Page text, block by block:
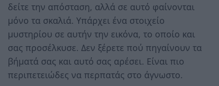
δείτε την απόσταση, αλλά σε αυτό φαίνονται
μόνο τα σκαλιά. Υπάρχει ένα στοιχείο
μυστηρίου σε αυτήν την εικόνα, το οποίο και
σας προσέλκυσε. Δεν ξέρετε πού πηγαίνουν τα
βήματά σας και αυτό σας αρέσει. Είναι πιο
περιπετειώδες να περπατάς στο άγνωστο.